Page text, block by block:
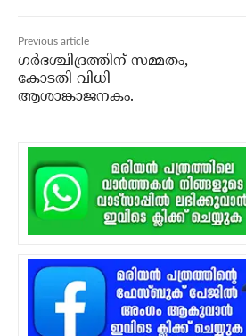
Previous article
ഗർഭശ്ചിദ്രത്തിന് സമ്മതം,
കോടതി വിധി
ആശാങ്കാജനകം.